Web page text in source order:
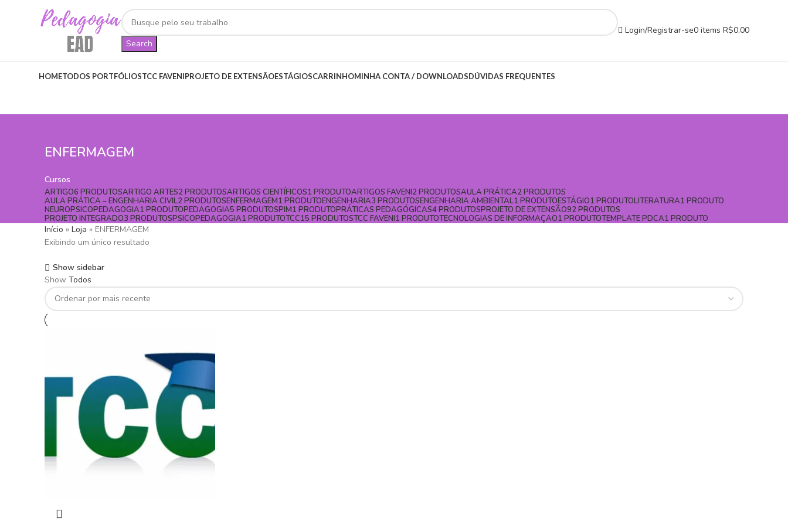
Search
Login/Registrar-se0 items R$0,00
HOMETODOS PORTFÓLIOSTCC FAVENIPROJETO DE EXTENSÃOESTÁGIOSCARRINHOMINHA CONTA / DOWNLOADSDÚVIDAS FREQUENTES
ENFERMAGEM
Cursos
ARTIGO6 PRODUTOSARTIGO ARTES2 PRODUTOSARTIGOS CIENTÍFICOS1 PRODUTOARTIGOS FAVENI2 PRODUTOSAULA PRÁTICA2 PRODUTOS
AULA PRÁTICA – ENGENHARIA CIVIL2 PRODUTOSENFERMAGEM1 PRODUTOENGENHARIA3 PRODUTOSENGENHARIA AMBIENTAL1 PRODUTOESTÁGIO1 PRODUTOLITERATURA1 PRODUTO
NEUROPSICOPEDAGOGIA1 PRODUTOPEDAGOGIA5 PRODUTOSPIM1 PRODUTOPRÁTICAS PEDAGÓGICAS4 PRODUTOSPROJETO DE EXTENSÃO92 PRODUTOS
PROJETO INTEGRADO3 PRODUTOSPSICOPEDAGOGIA1 PRODUTOTCC15 PRODUTOSTCC FAVENI1 PRODUTOTECNOLOGIAS DE INFORMAÇAO1 PRODUTOTEMPLATE PDCA1 PRODUTO
Início » Loja » ENFERMAGEM
Exibindo um único resultado
Show sidebar
Show Todos